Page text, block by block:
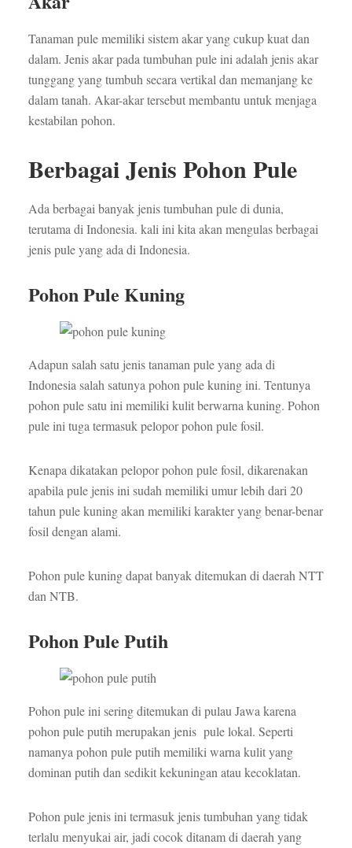
Tanaman pule memiliki sistem akar yang cukup kuat dan
dalam. Jenis akar pada tumbuhan pule ini adalah jenis akar
tunggang yang tumbuh secara vertikal dan memanjang ke
dalam tanah. Akar-akar tersebut membantu untuk menjaga
kestabilan pohon.
Berbagai Jenis Pohon Pule
Ada berbagai banyak jenis tumbuhan pule di dunia,
terutama di Indonesia. kali ini kita akan mengulas berbagai
jenis pule yang ada di Indonesia.
Pohon Pule Kuning
Adapun salah satu jenis tanaman pule yang ada di
Indonesia salah satunya pohon pule kuning ini. Tentunya
pohon pule satu ini memiliki kulit berwarna kuning. Pohon
pule ini tuga termasuk pelopor pohon pule fosil.
Kenapa dikatakan pelopor pohon pule fosil, dikarenakan
apabila pule jenis ini sudah memiliki umur lebih dari 20
tahun pule kuning akan memiliki karakter yang benar-benar
fosil dengan alami.
Pohon pule kuning dapat banyak ditemukan di daerah NTT
dan NTB.
Pohon Pule Putih
Pohon pule ini sering ditemukan di pulau Jawa karena
pohon pule putih merupakan jenis pule lokal. Seperti
namanya pohon pule putih memiliki warna kulit yang
dominan putih dan sedikit kekuningan atau kecoklatan.
Pohon pule jenis ini termasuk jenis tumbuhan yang tidak
terlalu menyukai air, jadi cocok ditanam di daerah yang